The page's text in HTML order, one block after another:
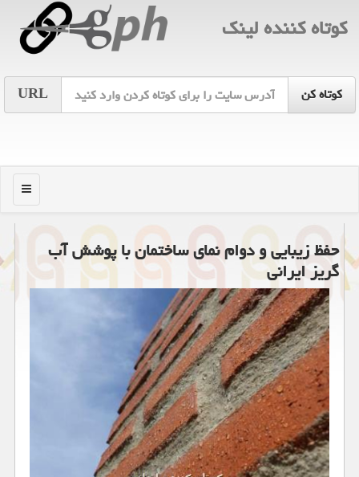
كوتاه كننده لینك
URL
منو
حفظ زیبایی و دوام نمای ساختمان با پوشش آب
گریز ایرانی